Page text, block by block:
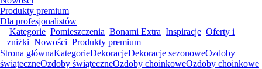
Produkty premium
Dla profesjonalistów
Kategorie Pomieszczenia Bonami Extra Inspiracje Oferty i
zniżki Nowości Produkty premium
Strona głównaKategorieDekoracjeDekoracje sezonoweOzdoby
świąteczneOzdoby świąteczneOzdoby choinkoweOzdoby choinkowe